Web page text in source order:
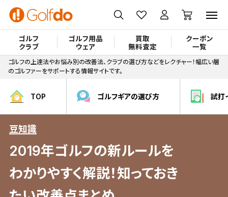
ゴルフ
クラブ
ゴルフ用品
ウェア
買取
無料査定
クーポン
一覧
ゴルフの上達法やお悩み別の改善法、クラブの選び方などをレクチャー！幅広い層
のゴルファーをサポートする情報サイトです。
TOP ゴルフギアの選び方 試打
2019年ゴルフの新ルールを
わかりやすく解説！知っておき
豆知識